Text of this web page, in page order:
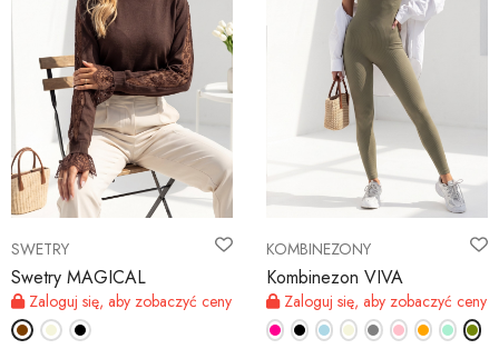
SWETRY
Swetry MAGICAL
Zaloguj się, aby zobaczyć ceny
KOMBINEZONY
Kombinezon VIVA
Zaloguj się, aby zobaczyć ceny